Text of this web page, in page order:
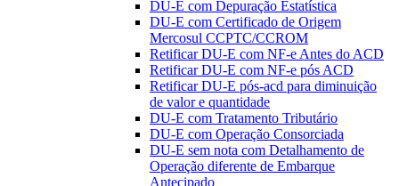
DU-E com Depuração Estatística
DU-E com Certificado de Origem
Mercosul CCPTC/CCROM
Retificar DU-E com NF-e Antes do ACD
Retificar DU-E com NF-e pós ACD
Retificar DU-E pós-acd para diminuição
de valor e quantidade
DU-E com Tratamento Tributário
DU-E com Operação Consorciada
DU-E sem nota com Detalhamento de
Operação diferente de Embarque
Antecipado